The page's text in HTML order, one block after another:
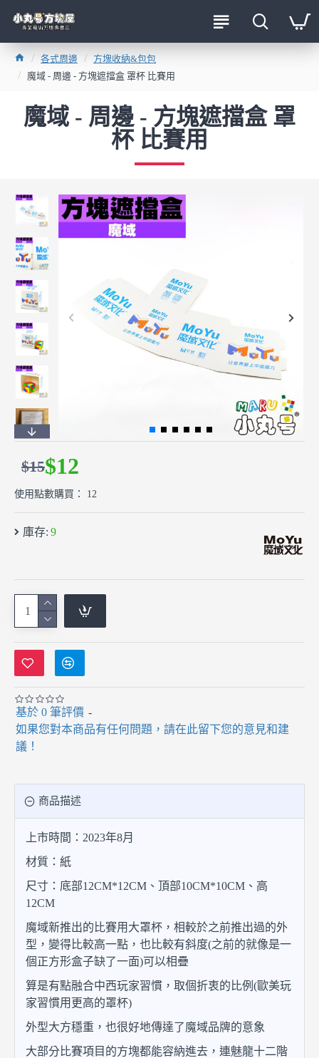
各式周邊
方塊收納&包包
魔域 - 周邊 - 方塊遮擋盒 罩杯 比賽用
魔域 - 周邊 - 方塊遮擋盒 罩
杯 比賽用
庫存: 9
基於 0 筆評價 -
如果您對本商品有任何問題，請在此留下您的意見和建
議！
$12
$15
使用點數購買： 12
商品描述
上市時間：2023年8月
材質：紙
尺寸：底部12CM*12CM、頂部10CM*10CM、高
12CM
魔域新推出的比賽用大罩杯，相較於之前推出過的外
型，變得比較高一點，也比較有斜度(之前的就像是一
個正方形盒子缺了一面)可以相疊
算是有點融合中西玩家習慣，取個折衷的比例(歐美玩
家習慣用更高的罩杯)
外型大方穩重，也很好地傳達了魔域品牌的意象
大部分比賽項目的方塊都能容納進去，連魅龍十二階